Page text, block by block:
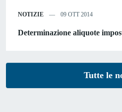
NOTIZIE 09 OTT 2014
Determinazione aliquote
Tutte le